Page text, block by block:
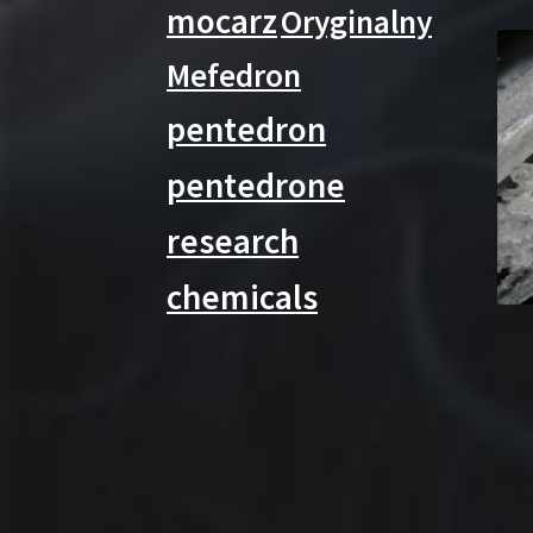
mocarzOryginalny
Mefedron
pentedron
pentedrone
research
chemicals